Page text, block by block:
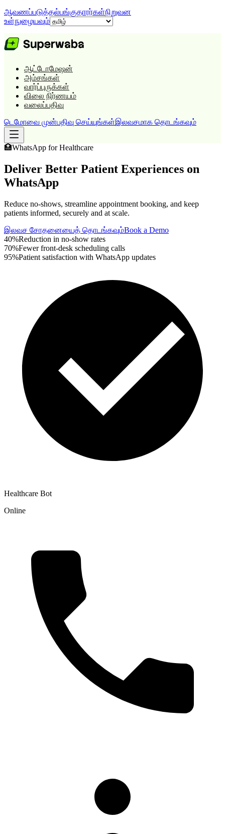
ஆவணப்படுத்தல்பங்குதாரர்கள்நிறுவன
உள்நுழையவும்
ஆட்டோமேஷன்
அம்சங்கள்
வார்ப்புருக்கள்
விலை நிர்ணயம்
வலைப்பதிவு
டெமோவை முன்பதிவு செய்யுங்கள்இலவசமாக தொடங்கவும்
🏥WhatsApp forHealthcare
Deliver Better Patient Experiences on
WhatsApp
Reduce no-shows, streamline appointment booking, and keep
patients informed, securely and at scale.
இலவச சோதனையைத் தொடங்கவும்Book a Demo
40%Reduction in no-show rates
70%Fewer front-desk scheduling calls
95%Patient satisfaction with WhatsApp updates
Healthcare Bot
Online